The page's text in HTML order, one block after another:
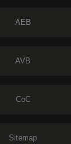
AEB
AVB
CoC
Sitemap